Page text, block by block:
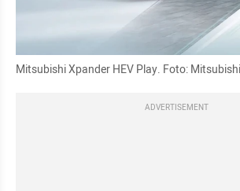
Mitsubishi Xpander HEV Play. Foto:
ADVERTISEMENT